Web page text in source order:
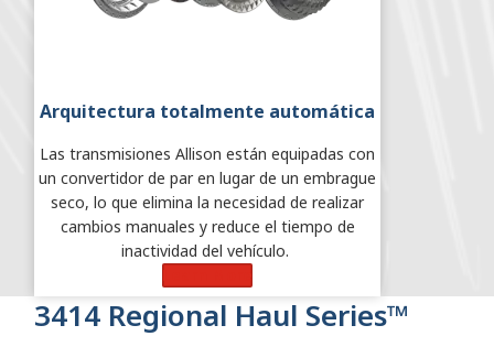
Arquitectura totalmente automática
Las transmisiones Allison están equipadas con
un convertidor de par en lugar de un embrague
seco, lo que elimina la necesidad de realizar
cambios manuales y reduce el tiempo de
inactividad del vehículo.
3414 Regional Haul Series™